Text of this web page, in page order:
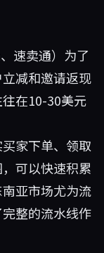
速卖通）为了
减和邀请返现
在10-30美元
家下单、领取
可以快速积累
亚市场尤为流
整的流水线作